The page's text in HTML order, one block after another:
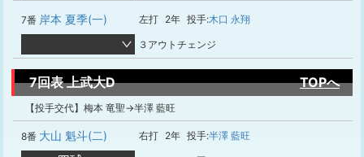
7番 岸本 夏季(一) 左打 2年 投手:木口 永翔
３アウトチェンジ
7回表 上武大D TOPへ
【投手交代】梅本 竜聖→半澤 藍旺
8番 大山 魁斗(二) 右打 2年 投手:半澤 藍旺